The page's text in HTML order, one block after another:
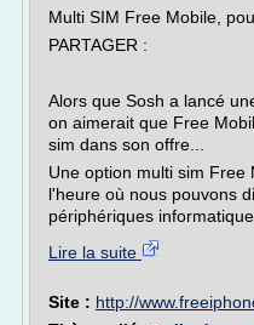
Multi SIM Free Mobile,
PARTAGER :
Alors que Sosh a lancé
on aimerait que Free
sim dans son offre...
Une option multi sim Free
l'heure où nous pouvons
périphériques
Lire la suite
Site : http://